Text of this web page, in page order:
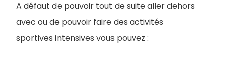
A défaut de pouvoir tout de suite aller dehors
avec ou de pouvoir faire des activités
sportives intensives vous pouvez :